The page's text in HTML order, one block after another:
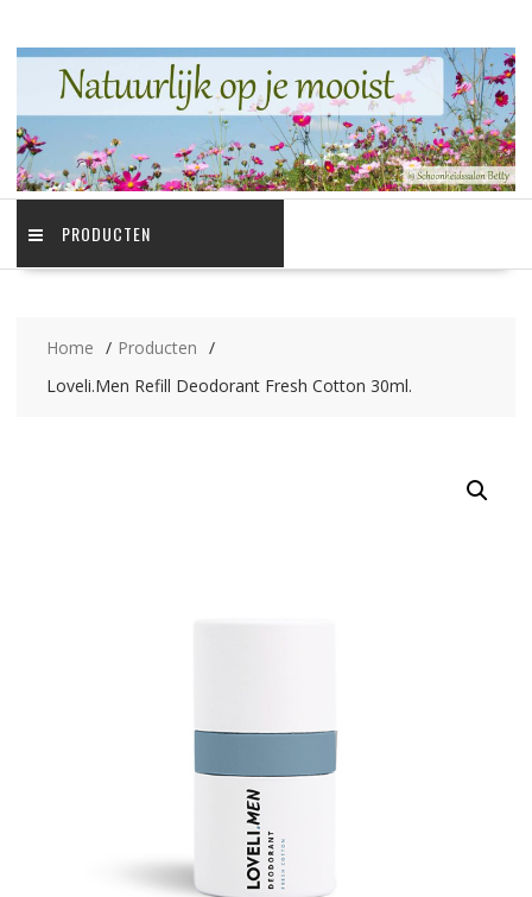
de
PRODUCTEN
Home
Producten
Loveli.Men Refill Deodorant Fresh Cotton 30ml.